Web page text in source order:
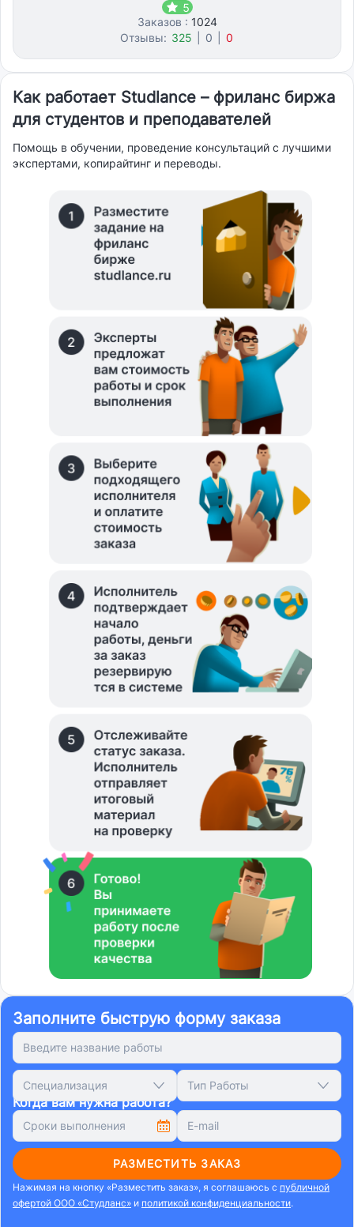
5
Заказов : 1024
Отзывы: 325 0 0
Как работает Studlance – фриланс биржа
для студентов и преподавателей
Помощь в обучении, проведение консультаций с лучшими
экспертами, копирайтинг и переводы.
Заполните быструю форму заказа
Специализация Тип Работы
Когда вам нужна работа?
РАЗМЕСТИТЬ ЗАКАЗ
Нажимая на кнопку «Разместить заказ», я соглашаюсь с публичной
офертой ООО «Студланс» и политикой конфиденциальности.